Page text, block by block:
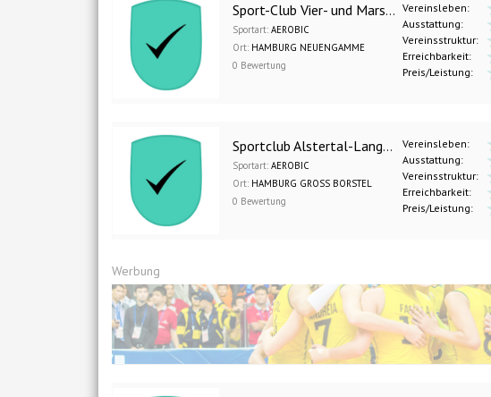
Sport-Club Vier- und Marschlande 1899 e.V.
Sportart:AEROBIC
Ort: HAMBURG NEUENGAMME
0 Bewertung
Vereinsleben:
Ausstattung:
Vereinsstruktur:
Erreichbarkeit:
Preis/Leistung:
Sportclub Alstertal-Langenhorn e.V.
Sportart:AEROBIC
Ort: HAMBURG GROSS BORSTEL
0 Bewertung
Vereinsleben:
Ausstattung:
Vereinsstruktur:
Erreichbarkeit:
Preis/Leistung:
Werbung